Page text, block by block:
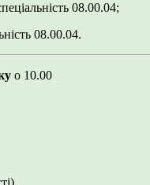
08.00.04;
08.00.04.
о 10.00